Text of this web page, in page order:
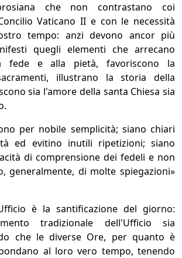
che non contrastano coi
Vaticano II e con le necessità
tempo: anzi devono ancor più
quegli elementi che arrecano
fede e alla pietà, favoriscono la
illustrano la storia della
sia l'amore della santa Chiesa sia
per nobile semplicità; siano chiari
ed evitino inutili ripetizioni; siano
di comprensione dei fedeli e non
generalmente, di molte spiegazioni»
è la santificazione del giorno:
tradizionale dell'Ufficio sia
che le diverse Ore, per quanto è
al loro vero tempo, tenendo